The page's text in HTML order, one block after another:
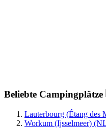
Beliebte Campingplätze
Lauterbourg (Étang des
Workum (Ijsselmeer)